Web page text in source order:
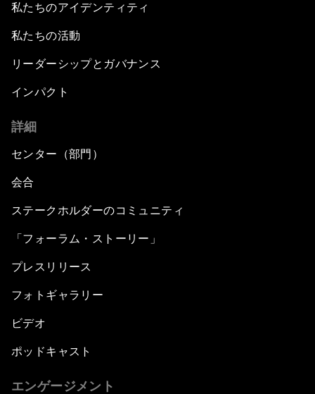
私たちのアイデンティティ
私たちの活動
リーダーシップとガバナンス
インパクト
詳細
センター（部門）
会合
ステークホルダーのコミュニティ
「フォーラム・ストーリー」
プレスリリース
フォトギャラリー
ビデオ
ポッドキャスト
エンゲージメント